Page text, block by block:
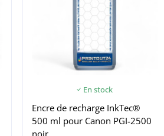
En stock
Encre de recharge InkTec®
500 ml pour Canon PGI-2500
noir